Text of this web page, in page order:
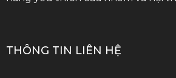
THÔNG TIN LIÊN HỆ